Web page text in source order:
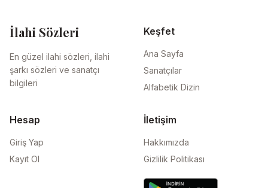
İlahi Sözleri
En güzel ilahi sözleri, ilahi
şarkı sözleri ve sanatçı
bilgileri
Keşfet
Ana Sayfa
Sanatçılar
Alfabetik Dizin
Hesap
Giriş Yap
Kayıt Ol
İletişim
Hakkımızda
Gizlilik Politikası